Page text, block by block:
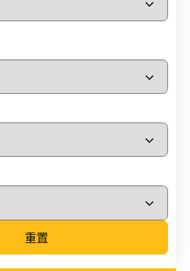
重置
顫
課
證
課
程
國
醫